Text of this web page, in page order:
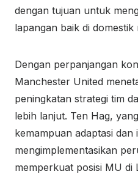
dengan tujuan untuk
lapangan baik di
Dengan perpanjangan
Manchester United
peningkatan strategi tim
lebih lanjut. Ten Hag,
kemampuan adaptasi
mengimplementasikan
memperkuat posisi MU di